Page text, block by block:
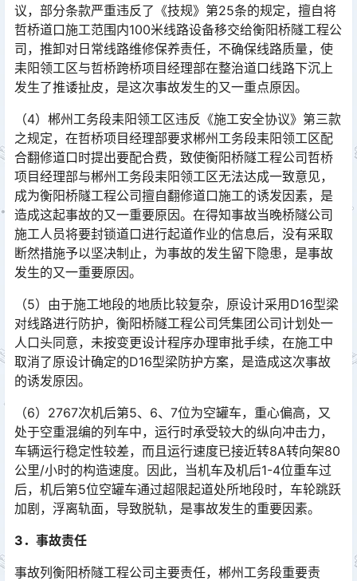
议，部分条款严重违反了《技规》第25条的规定，擅自将
哲桥道口施工范围内100米线路设备移交给衡阳桥隧工程公
司，推卸对日常线路维修保养责任，不确保线路质量，使
耒阳领工区与哲桥跨桥项目经理部在整治道口线路下沉上
发生了推诿扯皮，是这次事故发生的又一重点原因。󠅅󠅃󠄵󠅂󠄪󠇖󠆨󠆨󠇕󠆞󠆒󠅬󠇘󠆭󠆘󠇙󠆝󠅵󠇗󠆭󠆁󠄐󠇗󠅹󠅸󠇖󠆍󠅳󠇖󠅹󠅰󠇖󠆌󠅹
（4）郴州工务段耒阳领工区违反《施工安全协议》第三款
之规定，在哲桥项目经理部要求郴州工务段耒阳领工区配
合翻修道口时提出要配合费，致使衡阳桥隧工程公司哲桥
项目经理部与郴州工务段耒阳领工区无法达成一致意见，
成为衡阳桥隧工程公司擅自翻修道口施工的诱发因素，是
造成这起事故的又一重要原因。在得知事故当晚桥隧公司
施工人员将要封锁道口进行起道作业的信息后，没有采取
断然措施予以坚决制止，为事故的发生留下隐患，是事故
发生的又一重要原因。󠅅󠅃󠄵󠅂󠄪󠇖󠆨󠆨󠇕󠆞󠆒󠅬󠇘󠆭󠆘󠇙󠆝󠅵󠇗󠆭󠆁󠄐󠇗󠅹󠅸󠇖󠆍󠅳󠇖󠅹󠅰󠇖󠆌󠅹
（5）由于施工地段的地质比较复杂，原设计采用D16型梁
对线路进行防护，衡阳桥隧工程公司凭集团公司计划处一
人口头同意，未按变更设计程序办理审批手续，在施工中
取消了原设计确定的D16型梁防护方案，是造成这次事故
的诱发原因。󠅅󠅃󠄵󠅂󠄪󠇖󠆨󠆨󠇕󠆞󠆒󠅬󠇘󠆭󠆘󠇙󠆝󠅵󠇗󠆭󠆁󠄐󠇗󠅹󠅸󠇖󠆍󠅳󠇖󠅹󠅰󠇖󠆌󠅹
（6）2767次机后第5、6、7位为空罐车，重心偏高，又
处于空重混编的列车中，运行时承受较大的纵向冲击力，
车辆运行稳定性较差，而且运行速度已接近转8A转向架80
公里/小时的构造速度。因此，当机车及机后1-4位重车过
后，机后第5位空罐车通过超限起道处所地段时，车轮跳跃
加剧，浮离轨面，导致脱轨，是事故发生的重要因素。󠅅󠅃󠄵󠅂󠄪󠇖󠆨󠆨󠇕󠆞󠆒󠅬󠇘󠆭󠆘󠇙󠆝󠅵󠇗󠆭󠆁󠄐󠇗󠅹󠅸󠇖󠆍󠅳󠇖󠅹󠅰󠇖󠆌󠅹
3．事故责任
事故列衡阳桥隧工程公司主要责任，郴州工务段重要责